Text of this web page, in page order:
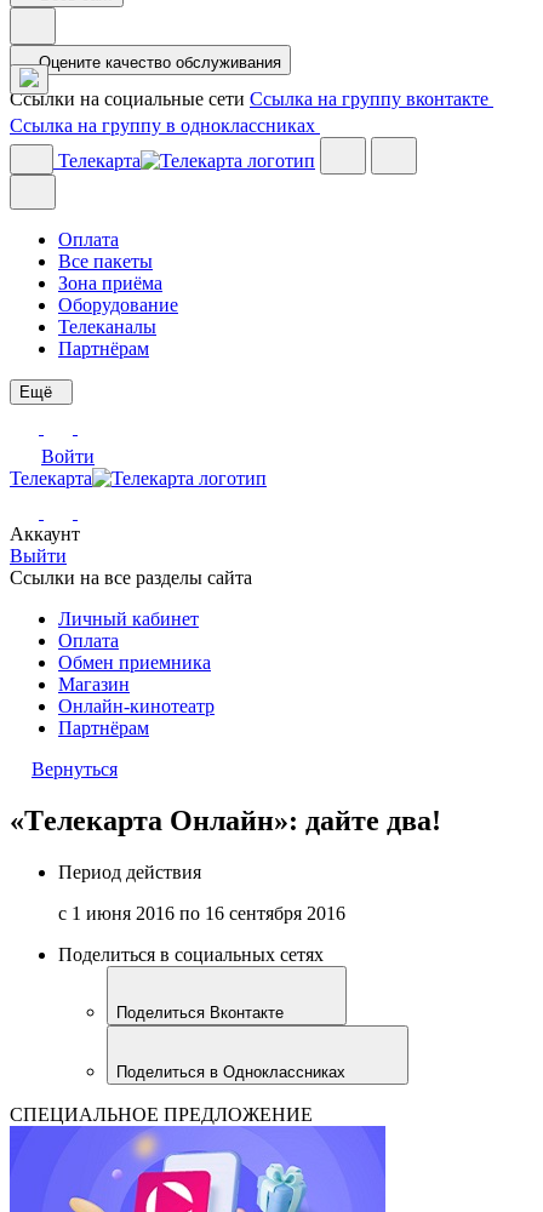
Оцените качество обслуживания
Ссылки на социальные сети Ссылка на группу вконтакте
Ссылка на группу в одноклассниках
Телекарта
Оплата
Все пакеты
Зона приёма
Оборудование
Телеканалы
Партнёрам
Ещё
Войти
Телекарта
Аккаунт
Выйти
Ссылки на все разделы сайта
Личный кабинет
Оплата
Обмен приемника
Магазин
Онлайн-кинотеатр
Партнёрам
Вернуться
«Tелекарта Онлайн»: дайте два!
Период действия
с 1 июня 2016 по 16 сентября 2016
Поделиться в социальных сетях
Поделиться Вконтакте
Поделиться в Одноклассниках
СПЕЦИАЛЬНОЕ ПРЕДЛОЖЕНИЕ